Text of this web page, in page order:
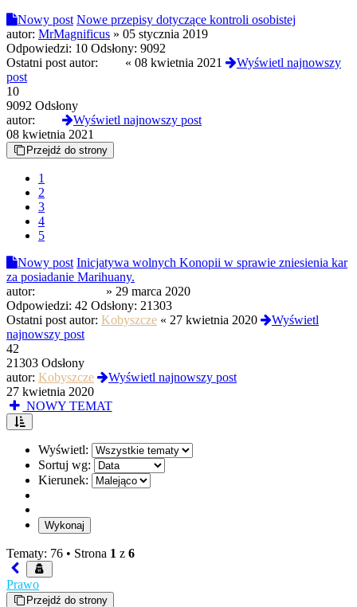
Nowy post Nowe przepisy dotyczące kontroli osobistej
autor: MrMagnificus » 05 stycznia 2019
Odpowiedzi: 10 Odsłony: 9092
Ostatni post autor:
« 08 kwietnia 2021
Wyświetl najnowszy
post
10
9092 Odsłony
autor:
Wyświetl najnowszy post
08 kwietnia 2021
Przejdź do strony
1
2
3
4
5
Nowy post Inicjatywa wolnych Konopii w sprawie zniesienia kar
za posiadanie Marihuany.
autor:
» 29 marca 2020
Odpowiedzi: 42 Odsłony: 21303
Ostatni post autor: Kobyszcze « 27 kwietnia 2020
Wyświetl
najnowszy post
42
21303 Odsłony
autor: Kobyszcze
Wyświetl najnowszy post
27 kwietnia 2020
NOWY TEMAT
Wyświetl:
Sortuj wg:
Kierunek:
Tematy: 76 • Strona 1 z 6
Prawo
Przejdź do strony